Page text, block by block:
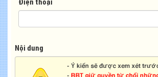
Điện thoại
Nội dung